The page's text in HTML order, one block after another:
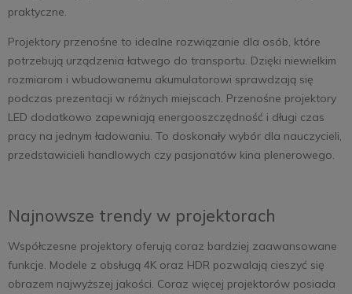
praktyczne.
Projektory przenośne to idealne rozwiązanie dla osób, które
potrzebują urządzenia łatwego do transportu. Dzięki niewielkim
rozmiarom i wbudowanemu akumulatorowi sprawdzają się
podczas prezentacji w różnych miejscach. Przenośne projektory
LED dodatkowo zapewniają energooszczędność i długi czas
pracy na jednym ładowaniu. To doskonały wybór dla nauczycieli,
przedstawicieli handlowych czy pasjonatów kina plenerowego.
Najnowsze trendy w projektorach
Współczesne projektory oferują coraz bardziej zaawansowane
funkcje. Modele z obsługą 4K oraz HDR pozwalają cieszyć się
obrazem najwyższej jakości. Coraz więcej projektorów posiada